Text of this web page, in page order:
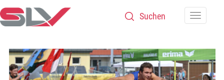
Zum Inhalt